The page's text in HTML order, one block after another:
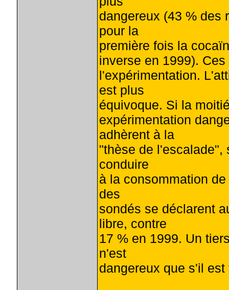
dangereux (43 % des
pour la
première fois la
inverse en 1999).
l'expérimentation.
est plus
équivoque. Si la
expérimentation
adhèrent à la
"thèse de l'escalade",
conduire
à la consommation
des
sondés se déclarent
libre, contre
17 % en 1999. Un
n'est
dangereux que s'il